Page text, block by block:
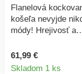
Flanelová
košeľa nevyjde
módy! Hrejivosť a
pravé! Dlhé rukávy.
hrudi vrecko.
61,99 €
Skladom 1 ks